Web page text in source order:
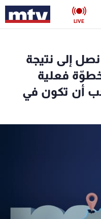
LIVE
نصل إلى نتيجة
خطوّة فعلية
أن تكون في